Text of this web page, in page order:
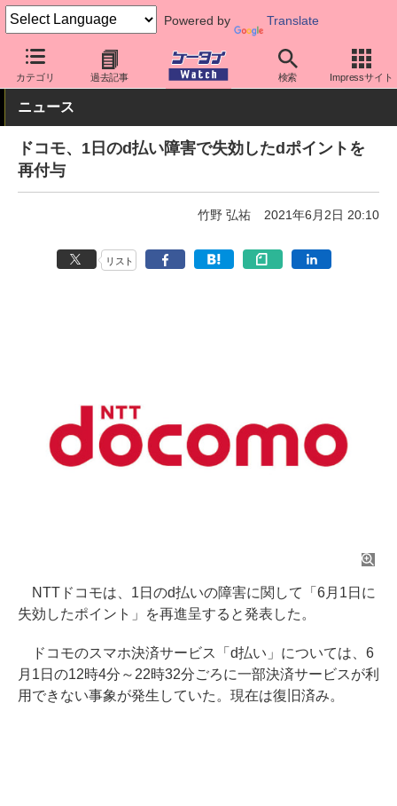
Powered by Translate
カテゴリ 過去記事 検索 Impressサイト
ケータイ Watch キャリア ドコモ アプリ・サービス
ニュース
ドコモ、1日のd払い障害で失効したdポイントを
再付与
竹野 弘祐 2021年6月2日 20:10
リスト
NTTドコモは、1日のd払いの障害に関して「6月1日に
失効したポイント」を再進呈すると発表した。
ドコモのスマホ決済サービス「d払い」については、6
月1日の12時4分～22時32分ごろに一部決済サービスが利
用できない事象が発生していた。現在は復旧済み。